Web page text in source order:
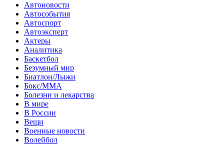
Автоновости
Автособытия
Автоспорт
Автоэксперт
Актеры
Аналитика
Баскетбол
Безумный мир
Биатлон/Лыжи
Бокс/MMA
Болезни и лекарства
В мире
В России
Вещи
Военные новости
Волейбол